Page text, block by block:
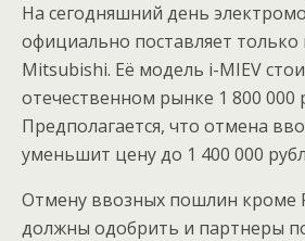
На сегодняшний день
официально поставляет только
Mitsubishi. Её модель i-MIEV
отечественном рынке 1 800 000
Предполагается, что отмена
уменьшит цену до 1 400 000
Отмену ввозных пошлин кроме
должны одобрить и партнеры